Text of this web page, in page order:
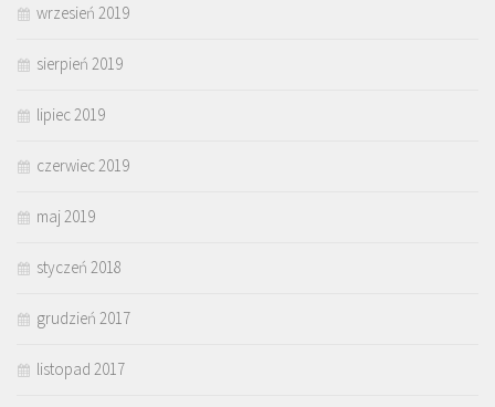
wrzesień 2019
sierpień 2019
lipiec 2019
czerwiec 2019
maj 2019
styczeń 2018
grudzień 2017
listopad 2017